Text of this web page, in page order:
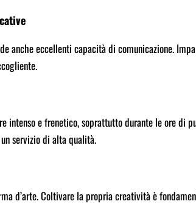
anche eccellenti capacità di comunicazione.
intenso e frenetico, soprattutto durante le ore di
servizio di alta qualità.
d’arte. Coltivare la propria creatività è